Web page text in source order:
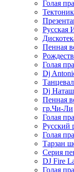
Голая
Русская
Пенная
Голая
Dj
Dj
Пенная
гр.Чи-Ли
Голая
Русский
Голая
Тарзан
Серия
DJ Fire
Голая